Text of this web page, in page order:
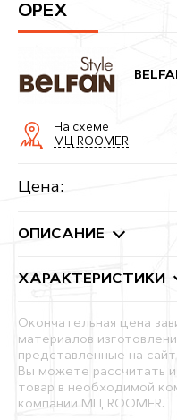
ОРЕХ
На схеме
МЦ ROOMER
Цена:
ОПИСАНИЕ
ХАРАКТЕРИСТИКИ
Окончательная цена
материалов
представленные на
Вы можете рассчитать
товар в необходимой
компании МЦ ROOMER.